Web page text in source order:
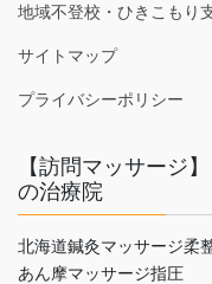
地域不登校・ひきこもり
サイトマップ
プライバシーポリシー
【訪問マッサー
の治療院
北海道鍼灸マッサージ
あん摩マッサージ指圧